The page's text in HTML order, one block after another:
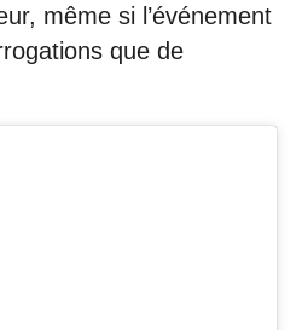
même si l’événement
que de